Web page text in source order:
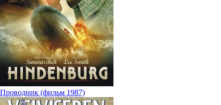
Проводник (фильм 1987)